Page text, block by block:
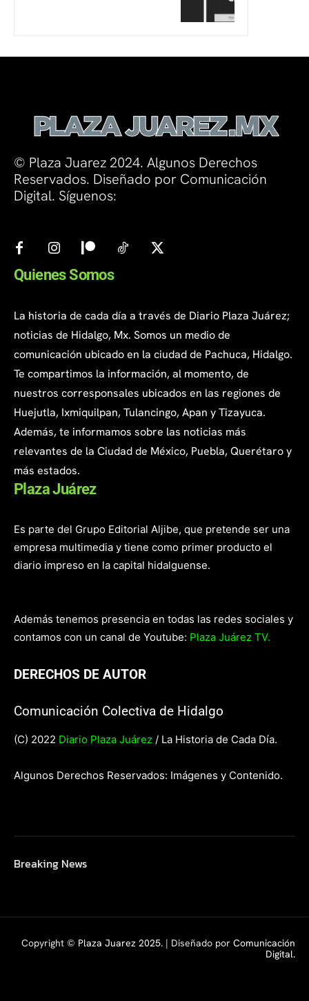
© Plaza Juarez 2024. Algunos Derechos
Reservados. Diseñado por Comunicación
Digital. Síguenos:
Quienes Somos
La historia de cada día a través de Diario Plaza Juárez;
noticias de Hidalgo, Mx. Somos un medio de
comunicación ubicado en la ciudad de Pachuca, Hidalgo.
Te compartimos la información, al momento, de
nuestros corresponsales ubicados en las regiones de
Huejutla, Ixmiquilpan, Tulancingo, Apan y Tizayuca.
Además, te informamos sobre las noticias más
relevantes de la Ciudad de México, Puebla, Querétaro y
más estados.
Plaza Juárez
Es parte del Grupo Editorial Aljibe, que pretende ser una
empresa multimedia y tiene como primer producto el
diario impreso en la capital hidalguense.
Además tenemos presencia en todas las redes sociales y
contamos con un canal de Youtube: Plaza Juárez TV.
DERECHOS DE AUTOR
Comunicación Colectiva de Hidalgo
(C) 2022 Diario Plaza Juárez / La Historia de Cada Día.
Algunos Derechos Reservados: Imágenes y Contenido.
Breaking News
Copyright © Plaza Juarez 2025. | Diseñado por Comunicación
Digital.